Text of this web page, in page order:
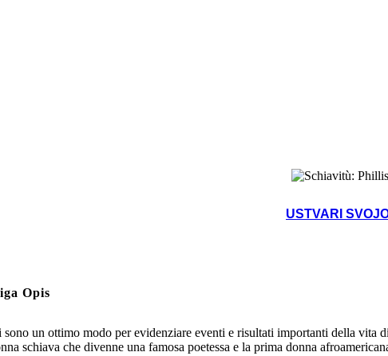
USTVARI
Opis
un ottimo modo per evidenziare eventi e risultati importanti della vita
schiava che divenne una famosa poetessa e la prima donna